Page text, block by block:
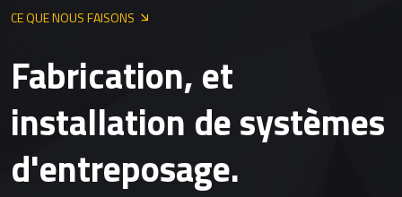
CE QUE NOUS FAISONS
Fabrication, et
installation de systèmes
d'entreposage.